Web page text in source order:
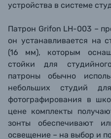
устройства в системе
Патрон Grifon LH-003 –
он устанавливается на
(16 мм), которым
стойки для
патроны обычно
небольших студий
фотографирования в
цене комплекты
зонты обеспечивают
освещение – на выбор и